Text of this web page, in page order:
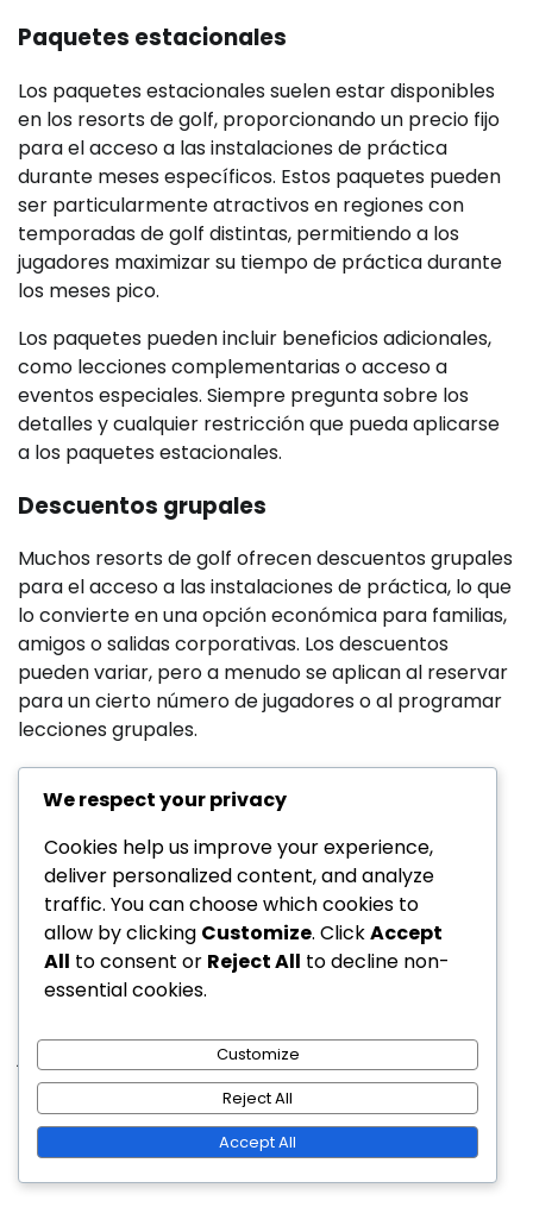
Paquetes estacionales
Los paquetes estacionales suelen estar disponibles
en los resorts de golf, proporcionando un precio fijo
para el acceso a las instalaciones de práctica
durante meses específicos. Estos paquetes pueden
ser particularmente atractivos en regiones con
temporadas de golf distintas, permitiendo a los
jugadores maximizar su tiempo de práctica durante
los meses pico.
Los paquetes pueden incluir beneficios adicionales,
como lecciones complementarias o acceso a
eventos especiales. Siempre pregunta sobre los
detalles y cualquier restricción que pueda aplicarse
a los paquetes estacionales.
Descuentos grupales
Muchos resorts de golf ofrecen descuentos grupales
para el acceso a las instalaciones de práctica, lo que
lo convierte en una opción económica para familias,
amigos o salidas corporativas. Los descuentos
pueden variar, pero a menudo se aplican al reservar
para un cierto número de jugadores o al programar
lecciones grupales.
Es beneficioso contactar directamente al resort
para discutir tarifas grupales y cualquier paquete
disponible adaptado para grupos más grandes, ya
que estos pueden reducir significativamente los
costos totales.
Promociones especiales
Los resorts de golf frecuentemente realizan
jugadores o fomentar visitas repetidas. Estas
promociones pueden incluir tarifas con descuento
para usuarios primerizos, programas de lealtad o
ofertas estacionales que agrupan el acceso a la
We respect your privacy
Cookies help us improve your experience,
deliver personalized content, and analyze
traffic. You can choose which cookies to
allow by clicking Customize. ClickAccept
All to consent or Reject All to decline non-
essential cookies.
Customize
Reject All
Accept All